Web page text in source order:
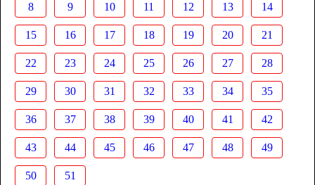
8 9 10 11 12 13 14
15 16 17 18 19 20 21
22 23 24 25 26 27 28
29 30 31 32 33 34 35
36 37 38 39 40 41 42
43 44 45 46 47 48 49
50 51